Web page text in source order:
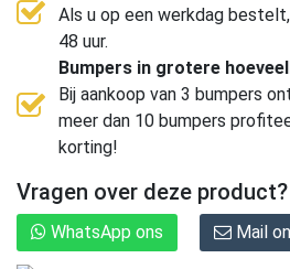
Als u op een werkdag
48 uur.
Bumpers in grotere
Bij aankoop van 3 bumpers
meer dan 10 bumpers
korting!
Vragen over deze product?
WhatsApp ons Mail